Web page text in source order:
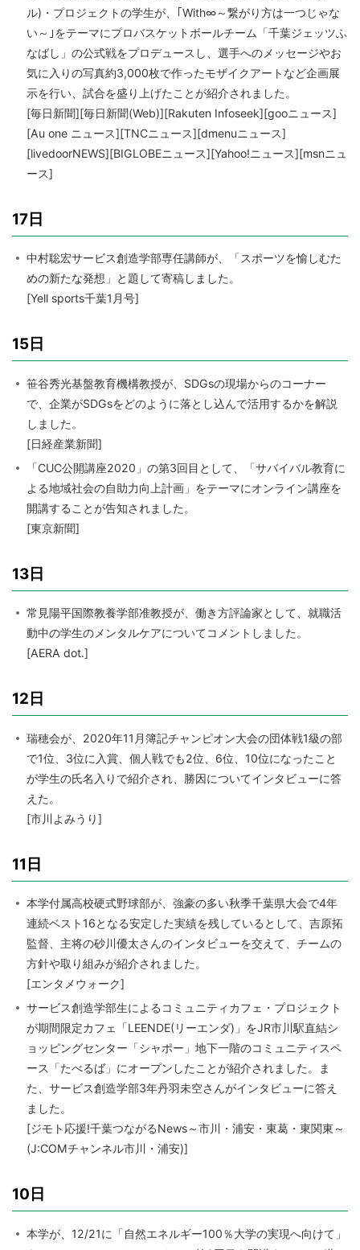
ル)・プロジェクトの学生が、｢With∞～繋がり方は一つじゃな
い～｣をテーマにプロバスケットボールチーム「千葉ジェッツふ
なばし」の公式戦をプロデュースし、選手へのメッセージやお
気に入りの写真約3,000枚で作ったモザイクアートなど企画展
示を行い、試合を盛り上げたことが紹介されました。
[毎日新聞][毎日新聞(Web)][Rakuten Infoseek][gooニュース]
[Au one ニュース][TNCニュース][dmenuニュース]
[livedoorNEWS][BIGLOBEニュース][Yahoo!ニュース][msnニュ
ース]
17日
中村聡宏サービス創造学部専任講師が、「スポーツを愉しむた
めの新たな発想」と題して寄稿しました。
[Yell sports千葉1月号]
15日
笹谷秀光基盤教育機構教授が、SDGsの現場からのコーナー
で、企業がSDGsをどのように落とし込んで活用するかを解説
しました。
[日経産業新聞]
「CUC公開講座2020」の第3回目として、「サバイバル教育に
よる地域社会の自助力向上計画」をテーマにオンライン講座を
開講することが告知されました。
[東京新聞]
13日
常見陽平国際教養学部准教授が、働き方評論家として、就職活
動中の学生のメンタルケアについてコメントしました。
[AERA dot.]
12日
瑞穂会が、2020年11月簿記チャンピオン大会の団体戦1級の部
で1位、3位に入賞、個人戦でも2位、6位、10位になったこと
が学生の氏名入りで紹介され、勝因についてインタビューに答
えた。
[市川よみうり]
11日
本学付属高校硬式野球部が、強豪の多い秋季千葉県大会で4年
連続ベスト16となる安定した実績を残しているとして、吉原拓
監督、主将の砂川優太さんのインタビューを交えて、チームの
方針や取り組みが紹介されました。
[エンタメウォーク]
サービス創造学部生によるコミュニティカフェ・プロジェクト
が期間限定カフェ「LEENDE(リーエンダ)」をJR市川駅直結シ
ョッピングセンター「シャポー」地下一階のコミュニティスペ
ース「たべるば」にオープンしたことが紹介されました。ま
た、サービス創造学部3年丹羽未空さんがインタビューに答え
ました。
[ジモト応援!千葉つながるNews～市川・浦安・東葛・東関東～
(J:COMチャンネル市川・浦安)]
10日
本学が、12/21に「自然エネルギー100％大学の実現へ向けて」